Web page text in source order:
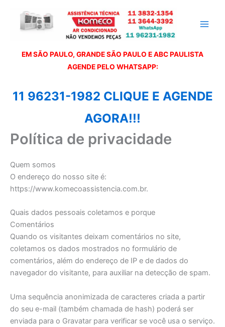
EM SÃO PAULO, GRANDE SÃO PAULO E ABC PAULISTA
AGENDE PELO WHATSAPP:
11 96231-1982 CLIQUE E AGENDE
AGORA!!!
Política de privacidade
Quem somos
O endereço do nosso site é:
https://www.komecoassistencia.com.br.
Quais dados pessoais coletamos e porque
Comentários
Quando os visitantes deixam comentários no site,
coletamos os dados mostrados no formulário de
comentários, além do endereço de IP e de dados do
navegador do visitante, para auxiliar na detecção de spam.
Uma sequência anonimizada de caracteres criada a partir
do seu e-mail (também chamada de hash) poderá ser
enviada para o Gravatar para verificar se você usa o serviço.